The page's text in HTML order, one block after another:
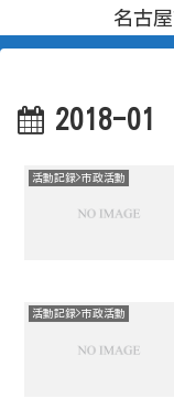
名古
2018-01
活動記録>市政活動
活動記録>市政活動